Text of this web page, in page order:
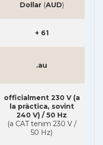
Dollar(AUD)
+ 61
.au
officialment 230 V (a
la pràctica, sovint
240 V) / 50 Hz
(a CAT tenim 230 V /
50 Hz)